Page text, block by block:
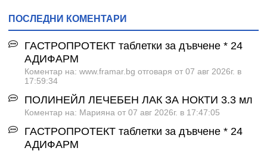
ПОСЛЕДНИ КОМЕНТАРИ
ГАСТРОПРОТЕКТ таблетки за дъвчене * 24
АДИФАРМ
Коментар на: www.framar.bg отговаря от 07 авг 2026г. в
17:59:34
ПОЛИНЕЙЛ ЛЕЧЕБЕН ЛАК ЗА НОКТИ 3.3 мл
Коментар на: Марияна от 07 авг 2026г. в 17:47:05
ГАСТРОПРОТЕКТ таблетки за дъвчене * 24
АДИФАРМ